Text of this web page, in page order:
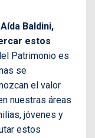
Baldini,
estos
Patrimonio es
se
el valor
nuestras áreas
jóvenes y
estos